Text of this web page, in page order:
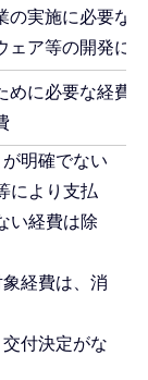
の実施に必要な
ェア等の開発に
めに必要な経費
明確でない
により支払
い経費は除
経費は、消
付決定がな